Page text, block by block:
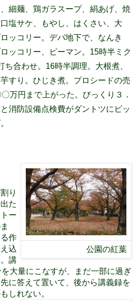
細麺、鶏ガラスープ、絹あげ、焼
塩サケ、もやし、はくさい、大
ッコリー。デパ地下で、なんき
ッコリー、ピーマン。15時半ミク
ち合わせ。16時半調理。大根煮、
すり。ひじき煮。プロシードの売
万円まで上がった。びっくり３．
消防設備点検費がダントツにビッ
公園の紅葉
り
た
ー
作
込
講
大量にこなすが、まだ一部に過ぎ
に答えて置いて、後から講義録を
しれない。